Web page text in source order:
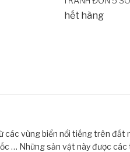
hết hàng
các vùng biển nổi tiếng trên đất
… Những sản vật này được các